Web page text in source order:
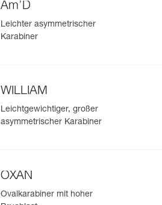
Am’D
Leichter asymmetrischer
Karabiner
WILLIAM
Leichtgewichtiger, großer
asymmetrischer Karabiner
OXAN
Ovalkarabiner mit hoher